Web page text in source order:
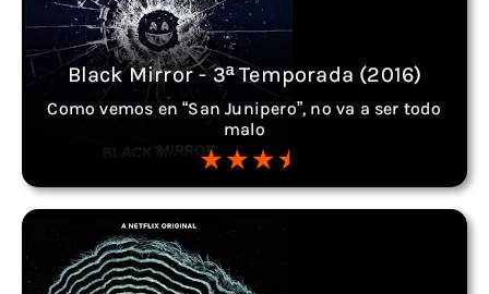
Black Mirror - 3ª Temporada (2016)
Como vemos en “San Junipero”, no va a ser todo
malo